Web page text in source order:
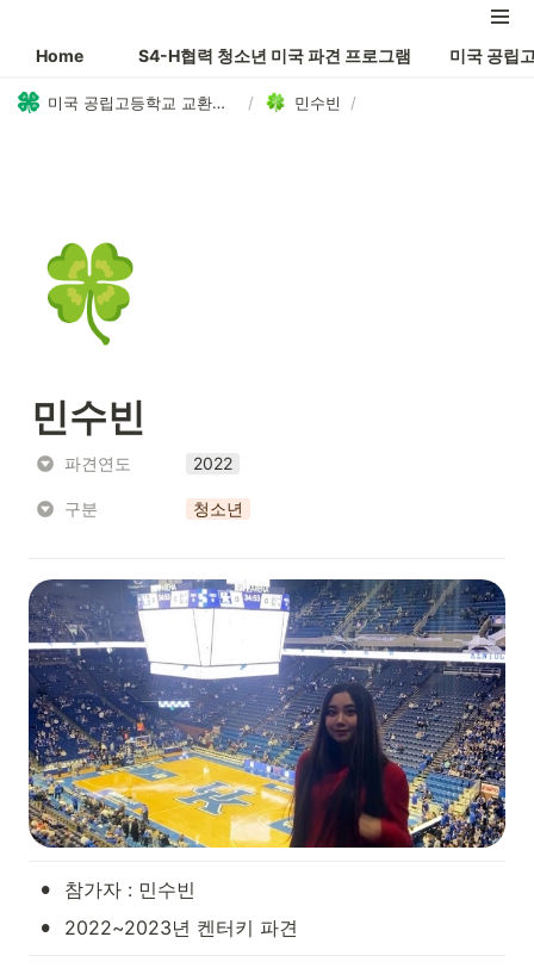
Home S4-H협력 청소년 미국 파견 프로그램 미국 공립
미국 공립고등학교 교환학생 AYP 프로그램 / 민수빈 /
🍀
민수빈
파견연도 2022
구분 청소년
• 참가자 : 민수빈
• 2022~2023년 켄터키 파견